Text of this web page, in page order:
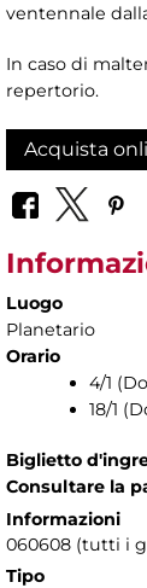
ventennale
In caso di
repertorio.
Acquista
Luogo
Planetario
Orario
4/1
18/1
Biglietto
Consultare la
Informazioni
060608 (tutti i
Tipo